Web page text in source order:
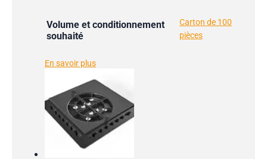
Volume et conditionnement
souhaité
Carton de 100
pièces
En savoir plus